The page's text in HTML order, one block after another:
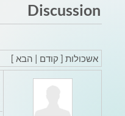
Discussion
אשכולות [ קודם | הבא ]